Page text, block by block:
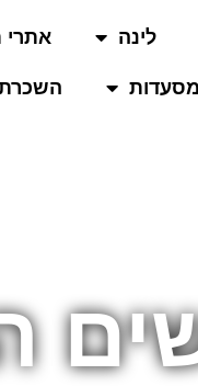
לינה אתרי
מסעדות